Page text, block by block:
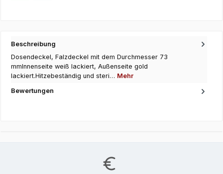
Beschreibung
Dosendeckel, Falzdeckel mit dem Durchmesser 73
mmInnenseite weiß lackiert, Außenseite gold
lackiert.Hitzebeständig und steri… Mehr
Bewertungen